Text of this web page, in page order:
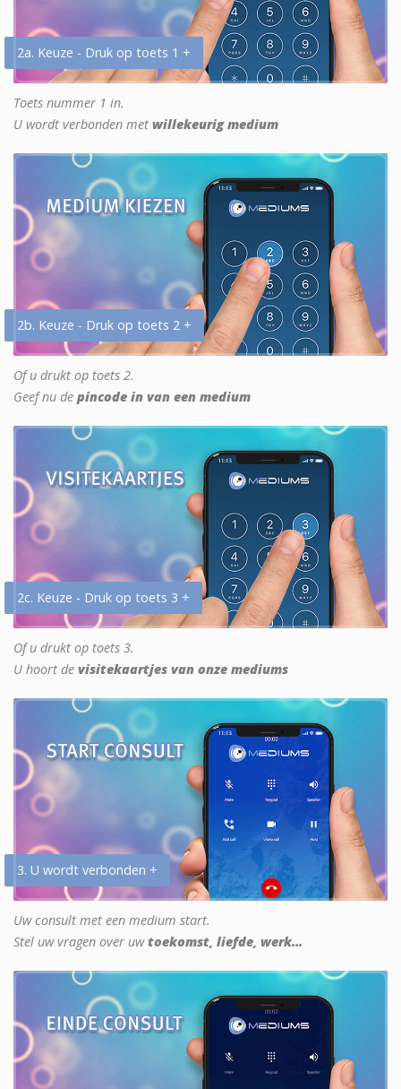
2a. Keuze - Druk op toets 1 +
Toets nummer 1 in.
U wordt verbonden met willekeurig medium
2b. Keuze - Druk op toets 2 +
Of u drukt op toets 2.
Geef nu de pincode in van een medium
2c. Keuze - Druk op toets 3 +
Of u drukt op toets 3.
U hoort de visitekaartjes van onze mediums
3. U wordt verbonden +
Uw consult met een medium start.
Stel uw vragen over uwtoekomst, liefde, werk...